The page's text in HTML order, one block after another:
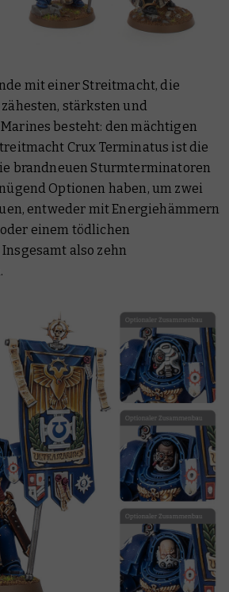
mit einer Streitmacht, die
stärksten und
besteht: den mächtigen
Crux Terminatus ist die
brandneuen Sturmterminatoren
Optionen haben, um zwei
entweder mit Energiehämmern
einem tödlichen
also zehn